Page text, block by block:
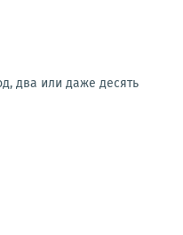
два или даже десять